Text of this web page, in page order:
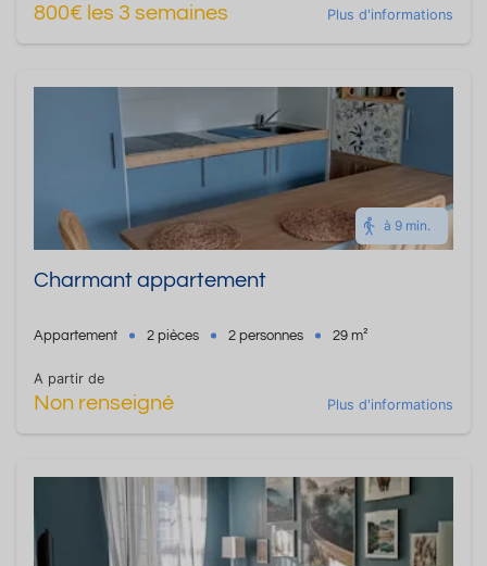
800€ les 3 semaines Plus d'informations
à 9 min.
Charmant appartement
Appartement 2 pièces 2 personnes 29 m²
A partir de
Non renseigné Plus d'informations